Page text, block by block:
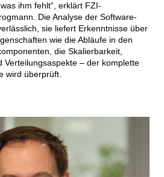
ihm fehlt“, erklärt FZI-
Die Analyse der Software-
sie liefert Erkenntnisse über
wie die Abläufe in den
die Skalierbarkeit,
Verteilungsaspekte – der komplette
wird überprüft.